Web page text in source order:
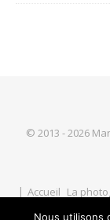
© 2013 - 2026
Accueil La
Nous utilisons